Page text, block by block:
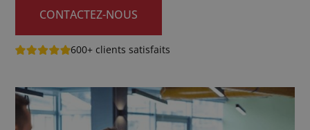
CONTACTEZ-NOUS
600+ clients satisfaits